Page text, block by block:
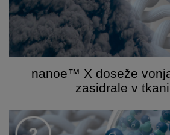
nanoe™ X doseže
zasidrale v